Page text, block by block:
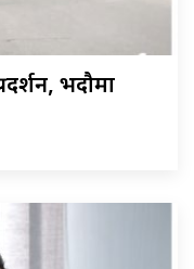
भदौमा